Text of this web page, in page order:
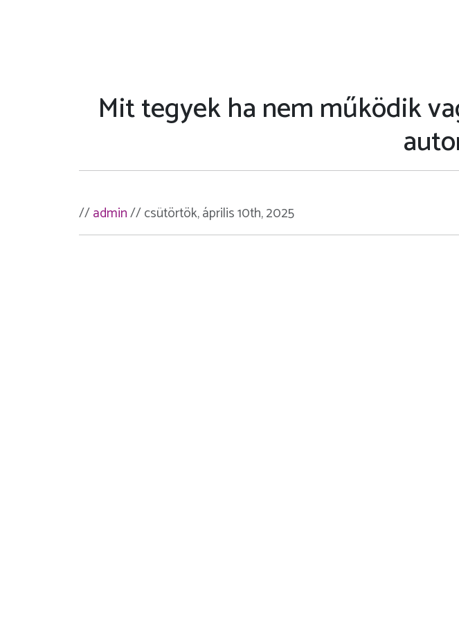
Mit tegyek ha nem működik
//admin// csütörtök, április 10th, 2025